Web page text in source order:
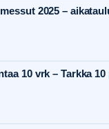
2025 –
10 vrk – Tarkka